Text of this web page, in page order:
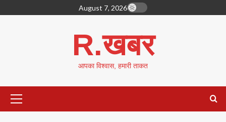
to
August 7, 2026
R.खबर
आपका विश्वास, हमारी ताकत
Menu